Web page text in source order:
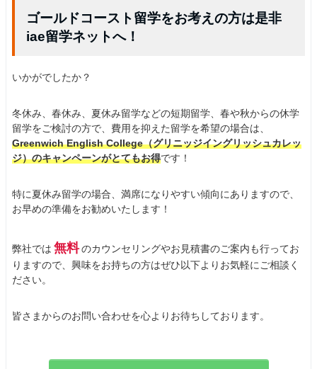
ゴールドコースト留学をお考えの方は是非
iae留学ネットへ！
いかがでしたか？
冬休み、春休み、夏休み留学などの短期留学、春や秋からの休学
留学をご検討の方で、費用を抑えた留学を希望の場合は、
Greenwich English College（グリニッジイングリッシュカレッ
ジ）のキャンペーンがとてもお得です！
特に夏休み留学の場合、満席になりやすい傾向にありますので、
お早めの準備をお勧めいたします！
弊社では 無料 のカウンセリングやお見積書のご案内も行ってお
りますので、興味をお持ちの方はぜひ以下よりお気軽にご相談く
ださい。
皆さまからのお問い合わせを心よりお待ちしております。